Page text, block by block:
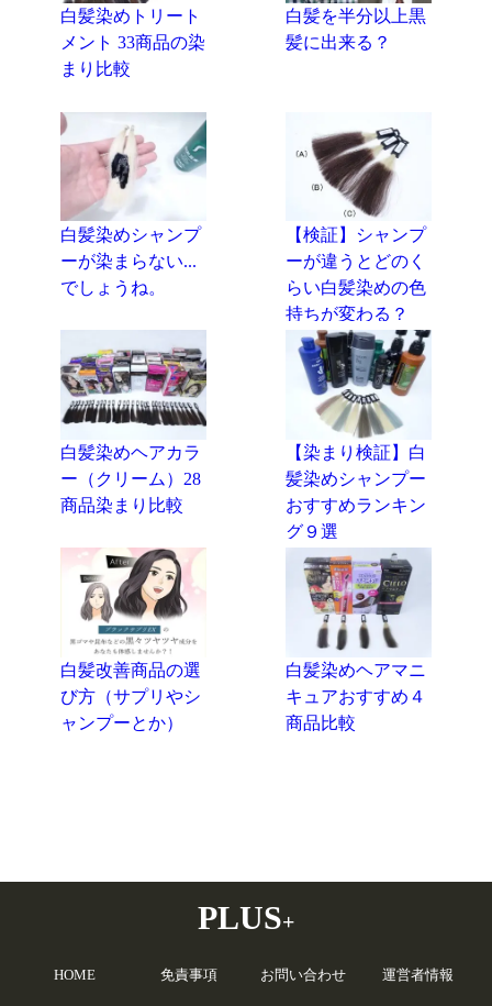
白髪染めトリート
メント 33商品の染
まり比較
白髪を半分以上黒
髪に出来る？
白髪染めシャンプ
ーが染まらない...
でしょうね。
【検証】シャンプ
ーが違うとどのく
らい白髪染めの色
持ちが変わる？
白髪染めヘアカラ
ー（クリーム）28
商品染まり比較
【染まり検証】白
髪染めシャンプー
おすすめランキン
グ９選
白髪改善商品の選
び方（サプリやシ
ャンプーとか）
白髪染めヘアマニ
キュアおすすめ４
商品比較
PLUS+
HOME 免責事項 お問い合わせ 運営者情報